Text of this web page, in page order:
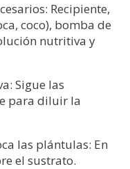
Recipiente,
coco), bomba de
nutritiva y
Sigue las
para diluir la
las plántulas: En
el sustrato.